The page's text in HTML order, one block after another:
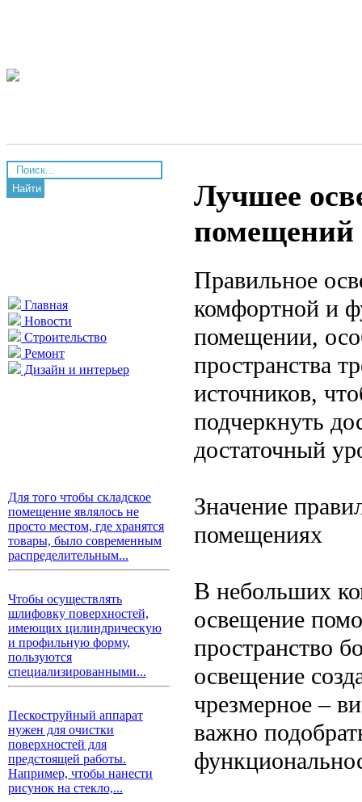
Найти
Главная
Новости
Строительство
Ремонт
Дизайн и интерьер
Для того чтобы складское
помещение являлось не
просто местом, где хранятся
товары, было современным
распределительным...
Чтобы осуществлять
шлифовку поверхностей,
имеющих цилиндрическую
и профильную форму,
пользуются
специализированными...
Пескоструйный аппарат
нужен для очистки
поверхностей для
предстоящей работы.
Например, чтобы нанести
рисунок на стекло,...
Лучшее
помещений
Правильное
комфортной и
помещении,
пространства
источников,
подчеркнуть
достаточный
Значение
помещениях
В небольших
освещение
пространство
освещение
чрезмерное –
важно